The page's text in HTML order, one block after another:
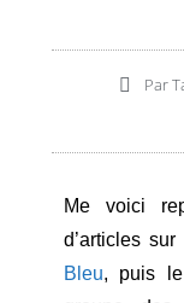
Par
Me voici
d’articles
Bleu, puis le